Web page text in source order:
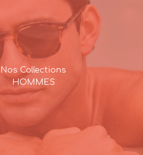
Nos Collections
HOMMES